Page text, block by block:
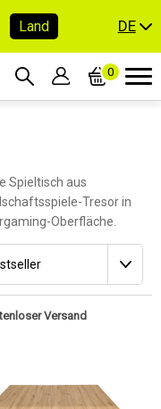
Land DE
0
Spieltisch aus
Tresor in
Oberfläche.
Versand